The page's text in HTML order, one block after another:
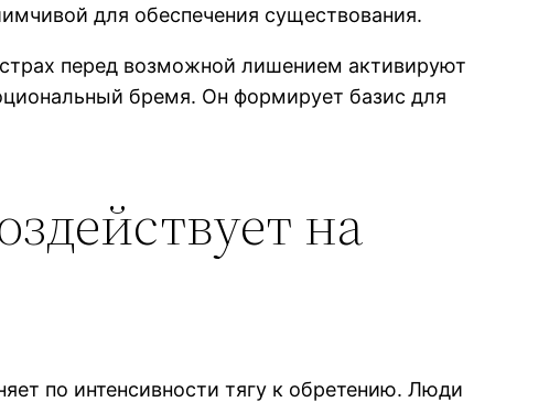
для обеспечения существования.
перед возможной лишением активируют
бремя. Он формирует базис для
на
по интенсивности тягу к обретению. Люди